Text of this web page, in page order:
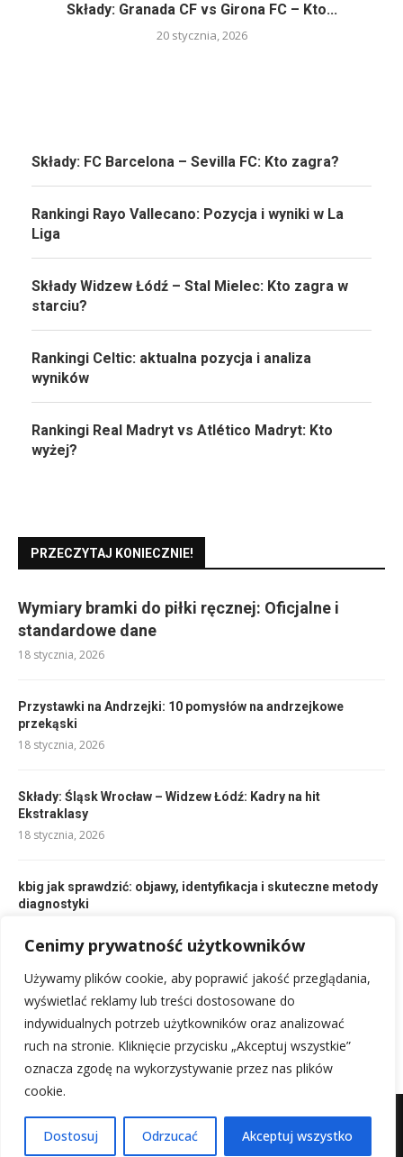
Cenimy prywatność użytkowników
Używamy plików cookie, aby poprawić jakość przeglądania,
wyświetlać reklamy lub treści dostosowane do
indywidualnych potrzeb użytkowników oraz analizować
ruch na stronie. Kliknięcie przycisku „Akceptuj wszystkie”
oznacza zgodę na wykorzystywanie przez nas plików
cookie.
Dostosuj Odrzucać Akceptuj wszystko
Składy: Granada CF vs Girona FC – Kto...
20 stycznia, 2026
Składy: FC Barcelona – Sevilla FC: Kto zagra?
Rankingi Rayo Vallecano: Pozycja i wyniki w La
Liga
Składy Widzew Łódź – Stal Mielec: Kto zagra w
starciu?
Rankingi Celtic: aktualna pozycja i analiza
wyników
Rankingi Real Madryt vs Atlético Madryt: Kto
wyżej?
PRZECZYTAJ KONIECZNIE!
Wymiary bramki do piłki ręcznej: Oficjalne i
standardowe dane
18 stycznia, 2026
Przystawki na Andrzejki: 10 pomysłów na andrzejkowe
przekąski
18 stycznia, 2026
Składy: Śląsk Wrocław – Widzew Łódź: Kadry na hit
Ekstraklasy
18 stycznia, 2026
kbig jak sprawdzić: objawy, identyfikacja i skuteczne metody
diagnostyki
Co to jest limit odnawialny? Kluczowe informacje i
zastosowanie
5 stycznia, 2026
Mapa witryny Kontakt z nami